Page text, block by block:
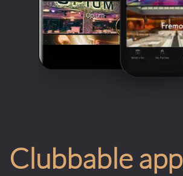
Clubbable app